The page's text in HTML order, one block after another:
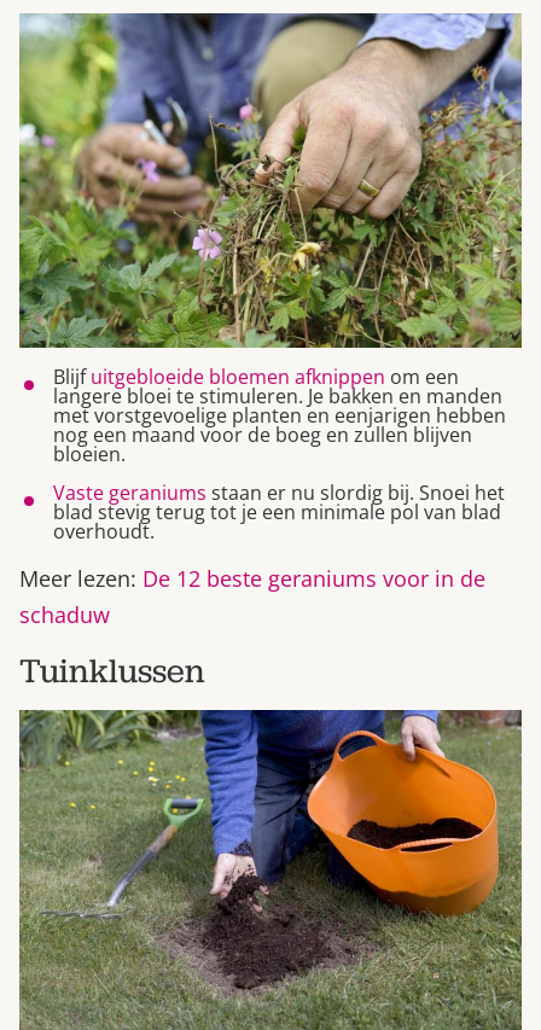
Blijfuitgebloeide bloemen afknippen om een
langere bloei te stimuleren. Je bakken en manden
met vorstgevoelige planten en eenjarigen hebben
nog een maand voor de boeg en zullen blijven
bloeien.
Vaste geraniums staan er nu slordig bij. Snoei het
blad stevig terug tot je een minimale pol van blad
overhoudt.
Meer lezen: De 12 beste geraniums voor in de
schaduw
Tuinklussen